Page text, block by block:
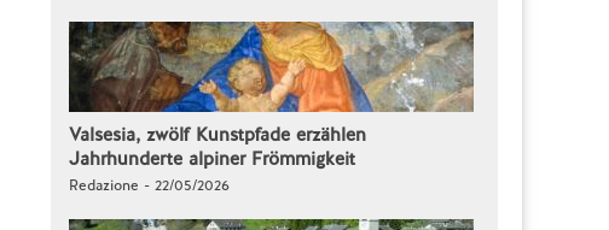
Valsesia, zwölf Kunstpfade erzählen
Jahrhunderte alpiner Frömmigkeit
Redazione - 22/05/2026